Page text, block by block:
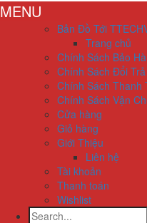
MENU
Bản Đồ Tới
Trang chủ
Chính Sách Bảo
Chính Sách Đổi
Chính Sách Thanh
Chính Sách Vận
Cửa hàng
Giỏ hàng
Giới Thiệu
Liên hệ
Tài khoản
Thanh toán
Wishlist
Search